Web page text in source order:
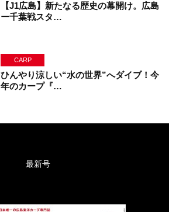
【J1広島】新たなる歴史の幕開け。広島
ー千葉戦スタ…
CARP
ひんやり涼しい“水の世界”へダイブ！今
年のカープ『…
最新号